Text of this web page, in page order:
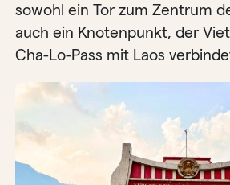
sowohl ein Tor zum Zentrum
auch ein Knotenpunkt, der
Cha-Lo-Pass mit Laos